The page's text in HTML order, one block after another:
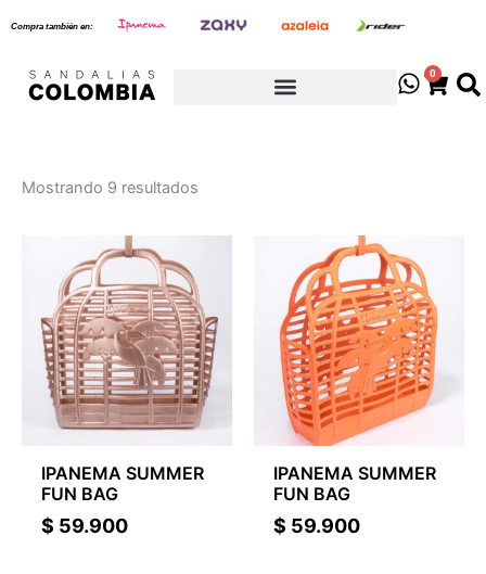
Compra también en:
0
Cart
Mostrando 9 resultados
by
latest
IPANEMA SUMMER
FUN BAG
$ 59.900
IPANEMA SUMMER
FUN BAG
$ 59.900